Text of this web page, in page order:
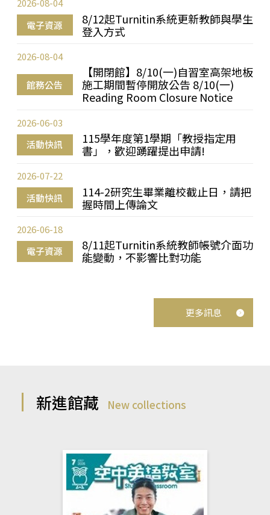
電子資源
8/12起Turnitin系統更新教師與學生
登入方式
2026-08-04
館務公告
【開閉館】8/10(一)自習室高架地板
施工期間暫停開放公告 8/10(一)
Reading Room Closure Notice
2026-08-04
活動快訊
115學年度第1學期「教授指定用
書」，歡迎踴躍提出申請!
2026-06-03
活動快訊
114-2研究生畢業離校截止日，請把
握時間上傳論文
2026-07-22
電子資源
8/11起Turnitin系統教師帳號介面功
能變動，不影響比對功能
2026-06-18
更多訊息
新進館藏 New collections